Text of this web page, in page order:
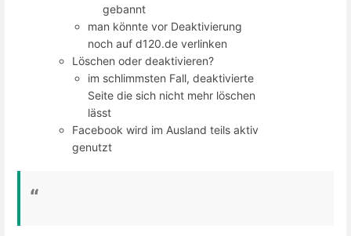
gebannt
man könnte vor Deaktivierung
noch auf d120.de verlinken
Löschen oder deaktivieren?
im schlimmsten Fall, deaktivierte
Seite die sich nicht mehr löschen
lässt
Facebook wird im Ausland teils aktiv
genutzt